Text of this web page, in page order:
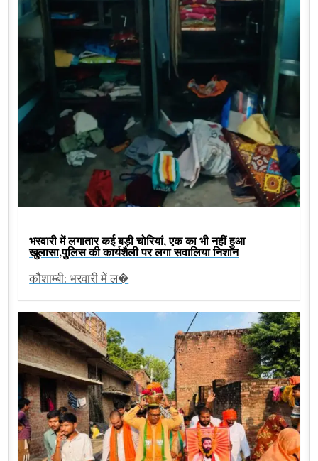
भरवारी में लगातार कई बड़ी चोरियां, एक का भी नहीं हुआ
खुलासा,पुलिस की कार्यशैली पर लगा सवालिया निशान
कौशाम्बी: भरवारी में ल�